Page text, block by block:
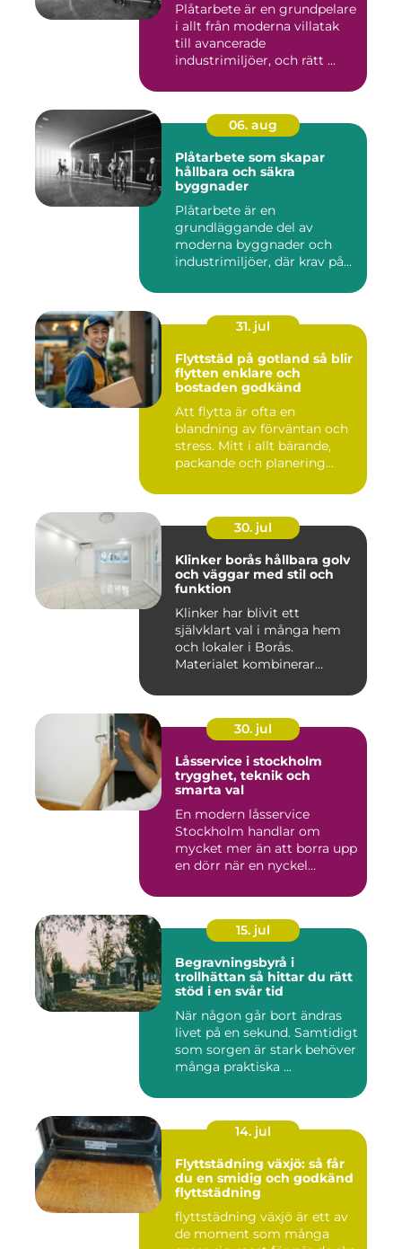
Plåtarbete är en grundpelare
i allt från moderna villatak
till avancerade
industrimiljöer, och rätt ...
06. aug
Plåtarbete som skapar
hållbara och säkra
byggnader
Plåtarbete är en
grundläggande del av
moderna byggnader och
industrimiljöer, där krav på
31. jul
Flyttstäd på gotland så blir
flytten enklare och
bostaden godkänd
Att flytta är ofta en
blandning av förväntan och
stress. Mitt i allt bärande,
packande och planering...
30. jul
Klinker borås hållbara golv
och väggar med stil och
funktion
Klinker har blivit ett
självklart val i många hem
och lokaler i Borås.
Materialet kombinerar
30. jul
Låsservice i stockholm
trygghet, teknik och
smarta val
En modern låsservice
Stockholm handlar om
mycket mer än att borra upp
en dörr när en nyckel
15. jul
Begravningsbyrå i
trollhättan så hittar du rätt
stöd i en svår tid
När någon går bort ändras
livet på en sekund. Samtidigt
som sorgen är stark behöver
många praktiska ...
14. jul
Flyttstädning växjö: så får
du en smidig och godkänd
flyttstädning
flyttstädning växjö är ett av
de moment som många